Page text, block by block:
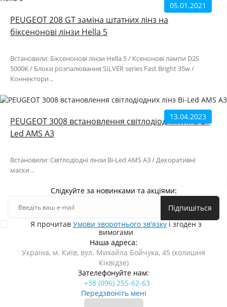
05.01.2021
PEUGEOT 208 GT заміна штатних лінз на
біксенонові лінзи Hella 5
Встановили: Біксенонові лінзи Hella 5 / Ксенонові лампи D2S
5000K / Блоки розпалювання SILVER series Fast Bright 35w /
Коннектори ..
13.04.2023
PEUGEOT 3008 встановлення світлодіодних лінз Bi-
Led AMS A3
Встановили: Світлодіодні лінзи Bi-Led AMS A3 / Декоративні
маски ..
Слідкуйте за новинками та акціями:
Підпишіться
Я прочитав Умови зворотнього зв'язку і згоден з
вимогами
Наша адреса:
Україна, м. Київ, вул. Михайла Бойчука, 45 (колишня
Кіквідзе)
Зателефонуйте нам:
+38 (096) 255-62-63
Передзвоніть мені